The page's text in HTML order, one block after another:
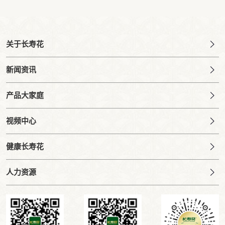
关于长寿花
新闻资讯
产品大家庭
视频中心
健康长寿花
人力资源